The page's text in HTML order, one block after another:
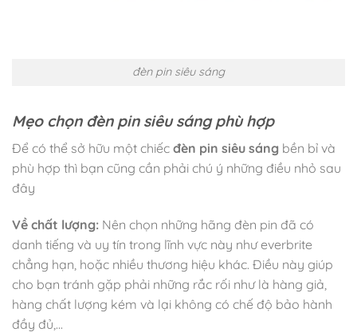
đèn pin siêu sáng
Mẹo chọn đèn pin siêu sáng phù hợp
Để có thể sở hữu một chiếc đèn pin siêu sáng bền bỉ và
phù hợp thì bạn cũng cần phải chú ý những điều nhỏ sau
đây
Về chất lượng: Nên chọn những hãng đèn pin đã có
danh tiếng và uy tín trong lĩnh vực này như everbrite
chẳng hạn, hoặc nhiều thương hiệu khác. Điều này giúp
cho bạn tránh gặp phải những rắc rối như là hàng giả,
hàng chất lượng kém và lại không có chế độ bảo hành
đầy đủ,…